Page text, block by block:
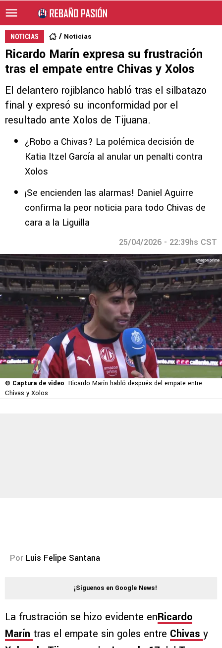
NOTICIAS Noticias
Ricardo Marín expresa su frustración
tras el empate entre Chivas y Xolos
El delantero rojiblanco habló tras el silbatazo
final y expresó su inconformidad por el
resultado ante Xolos de Tijuana.
¿Robo a Chivas? La polémica decisión de
Katia Itzel García al anular un penalti contra
Xolos
¡Se encienden las alarmas! Daniel Aguirre
confirma la peor noticia para todo Chivas de
cara a la Liguilla
25/04/2026 - 22:39hs CST
© Captura de video Ricardo Marín habló después del empate entre
Chivas y Xolos
Por Luis Felipe Santana
¡Síguenos en Google News!
La frustración se hizo evidente enRicardo
Marín tras el empate sin goles entre Chivas y